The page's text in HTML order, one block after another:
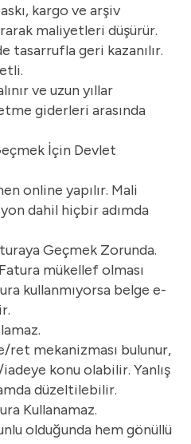
kargo ve arşiv
maliyetleri düşürür.
tasarrufla geri kazanılır.
ve uzun yıllar
giderleri arasında
İçin Devlet
online yapılır. Mali
dahil hiçbir adımda
Geçmek Zorunda.
mükellef olması
kullanmıyorsa belge e-
ret mekanizması bulunur,
konu olabilir. Yanlış
düzeltilebilir.
Kullanamaz.
olduğunda hem gönüllü